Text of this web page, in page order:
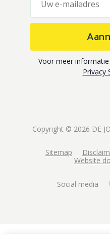
Voor meer
Privacy
Copyright © 2026 DE
Sitemap
Website
Social media